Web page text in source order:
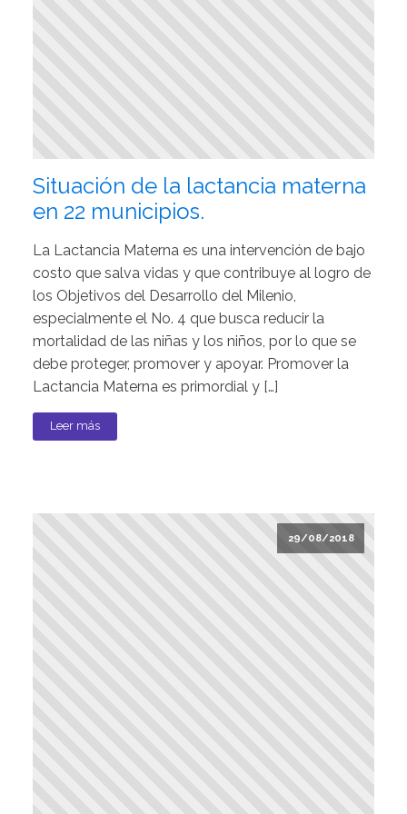
Situación de la lactancia materna
en 22 municipios.
La Lactancia Materna es una intervención de bajo
costo que salva vidas y que contribuye al logro de
los Objetivos del Desarrollo del Milenio,
especialmente el No. 4 que busca reducir la
mortalidad de las niñas y los niños, por lo que se
debe proteger, promover y apoyar. Promover la
Lactancia Materna es primordial y […]
Leer más
29/08/2018